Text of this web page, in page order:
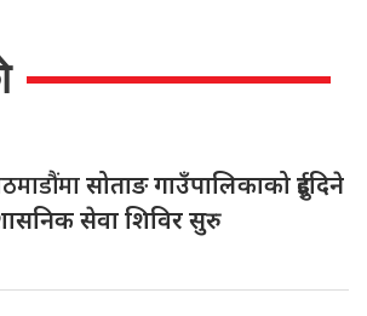
सोताङ गाउँपालिकाको दुईदिने
सेवा शिविर सुरु